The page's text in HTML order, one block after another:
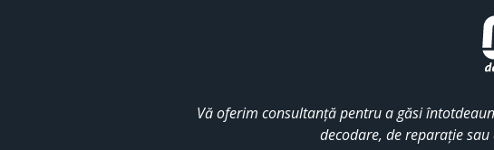
Vă oferim consultanță pentru a găsi
decodare, de reparație